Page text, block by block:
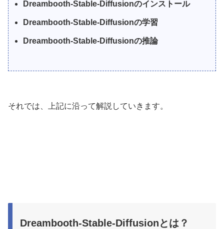
Dreambooth-Stable-Diffusionのインストール
Dreambooth-Stable-Diffusionの学習
Dreambooth-Stable-Diffusionの推論
それでは、上記に沿って解説していきます。
Dreambooth-Stable-Diffusionとは？